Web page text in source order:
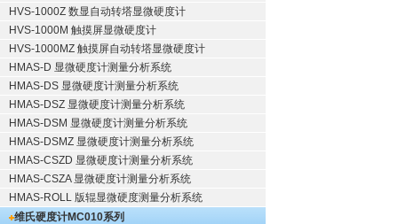
HVS-1000Z 数显自动转塔显微硬度计
HVS-1000M 触摸屏显微硬度计
HVS-1000MZ 触摸屏自动转塔显微硬度计
HMAS-D 显微硬度计测量分析系统
HMAS-DS 显微硬度计测量分析系统
HMAS-DSZ 显微硬度计测量分析系统
HMAS-DSM 显微硬度计测量分析系统
HMAS-DSMZ 显微硬度计测量分析系统
HMAS-CSZD 显微硬度计测量分析系统
HMAS-CSZA 显微硬度计测量分析系统
HMAS-ROLL 版辊显微硬度测量分析系统
维氏硬度计MC010系列